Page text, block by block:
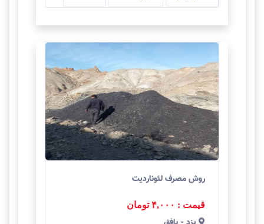
روش مصرف لئوناردیت
قیمت : ۴,۰۰۰ تومان